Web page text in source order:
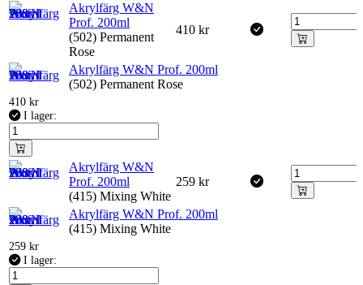
Akrylfärg W&N
Prof. 200ml
(502) Permanent
Rose
410 kr
Akrylfärg W&N Prof. 200ml
(502) Permanent Rose
410 kr
I lager:
Akrylfärg W&N
Prof. 200ml
(415) Mixing White
259 kr
Akrylfärg W&N Prof. 200ml
(415) Mixing White
259 kr
I lager: